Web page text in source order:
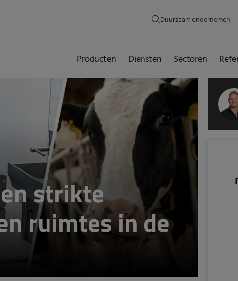
Duurzaam ondernemen
Producten Diensten Sectoren
strikte
ruimtes in de